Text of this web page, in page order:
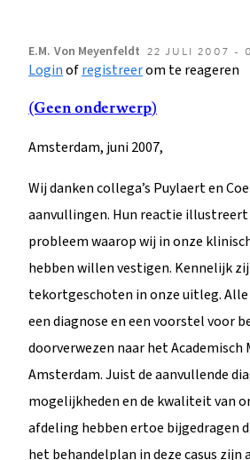
E.M. Von Meyenfeldt 22 JULI 2007 -
Loginofregistreerom te reageren
(Geen onderwerp)
Amsterdam, juni 2007,
Wij danken collega’s Puylaert en
aanvullingen. Hun reactie
probleem waarop wij in onze
hebben willen vestigen. Kennelijk
tekortgeschoten in onze uitleg.
een diagnose en een voorstel voor
doorverwezen naar het Academisch
Amsterdam. Juist de aanvullende
mogelijkheden en de kwaliteit van
afdeling hebben ertoe bijgedragen
het behandelplan in deze casus zijn